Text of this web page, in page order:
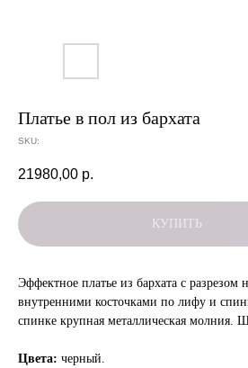
Платье в пол из бархата
SKU:
21980,00 р.
КУПИТЬ
Эффектное платье из бархата с
внутренними косточками по лифу и
спинке крупная металлическая молния.
Цвета: черный.